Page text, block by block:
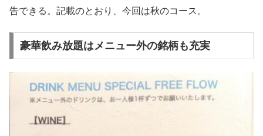
告できる。記載のとおり、今回は秋のコース。
豪華飲み放題はメニュー外の銘柄も充実